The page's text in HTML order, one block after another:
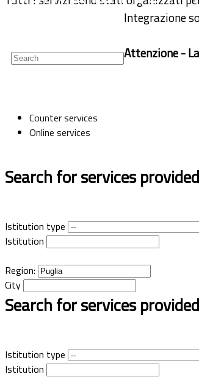
Integrazione
Attenzione -
Counter services
Online services
Search for services
Istitution type
Istitution
Region:
City
Search for services
Istitution type
Istitution